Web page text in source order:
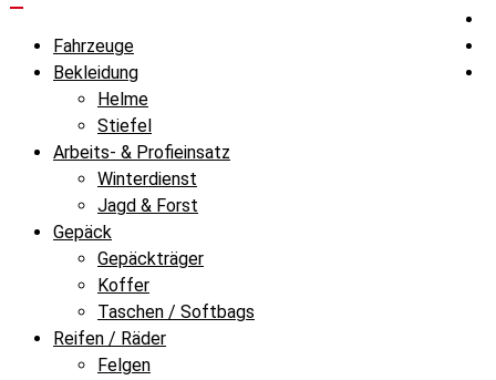
Fahrzeuge
Bekleidung
Helme
Stiefel
Arbeits- & Profieinsatz
Winterdienst
Jagd & Forst
Gepäck
Gepäckträger
Koffer
Taschen / Softbags
Reifen / Räder
Felgen